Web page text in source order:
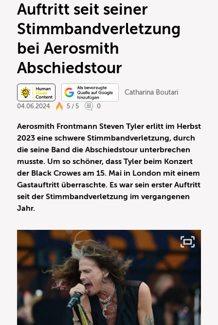
Auftritt seit seiner
Stimmbandverletzung
bei Aerosmith
Abschiedstour
Catharina Boutari
04.06.2024
5 / 5 0
Aerosmith Frontmann Steven Tyler erlitt im Herbst
2023 eine schwere Stimmbandverletzung, durch
die seine Band die Abschiedstour unterbrechen
musste. Um so schöner, dass Tyler beim Konzert
der Black Crowes am 15. Mai in London mit einem
Gastauftritt überraschte. Es war sein erster Auftritt
seit der Stimmbandverletzung im vergangenen
Jahr.